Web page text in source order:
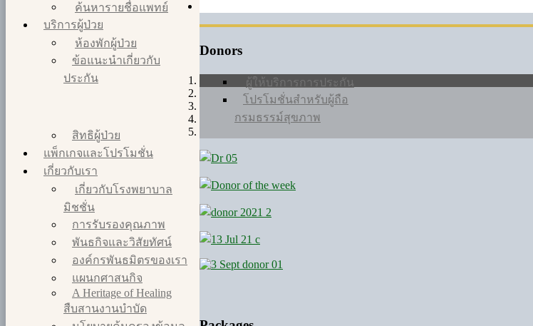
ค้นหารายชื่อแพทย์
บริการผู้ป่วย
ห้องพักผู้ป่วย
ข้อแนะนำเกี่ยวกับ
ประกัน
ผู้ให้บริการการประกัน
โปรโมชั่นสำหรับผู้ถือ
กรมธรรม์สุขภาพ
สิทธิผู้ป่วย
แพ็กเกจและโปรโมชั่น
เกี่ยวกับเรา
เกี่ยวกับโรงพยาบาล
มิชชั่น
การรับรองคุณภาพ
พันธกิจและวิสัยทัศน์
องค์กรพันธมิตรของเรา
แผนกศาสนกิจ
A Heritage of Healing
สืบสานงานบำบัด
Donors